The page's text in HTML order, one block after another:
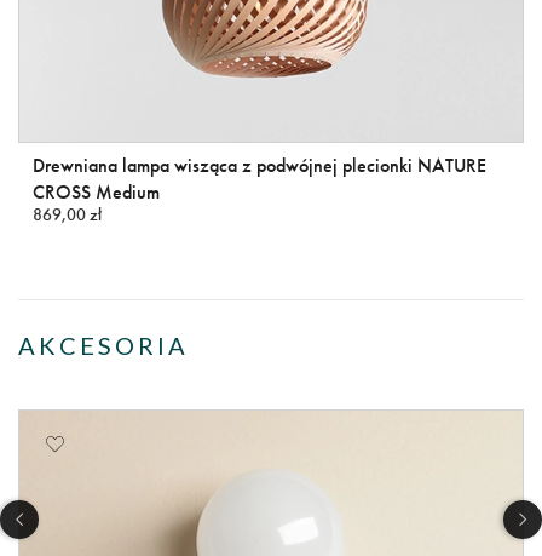
Drewniana lampa wisząca z podwójnej plecionki NATURE
CROSS Medium
869,00 zł
AKCESORIA